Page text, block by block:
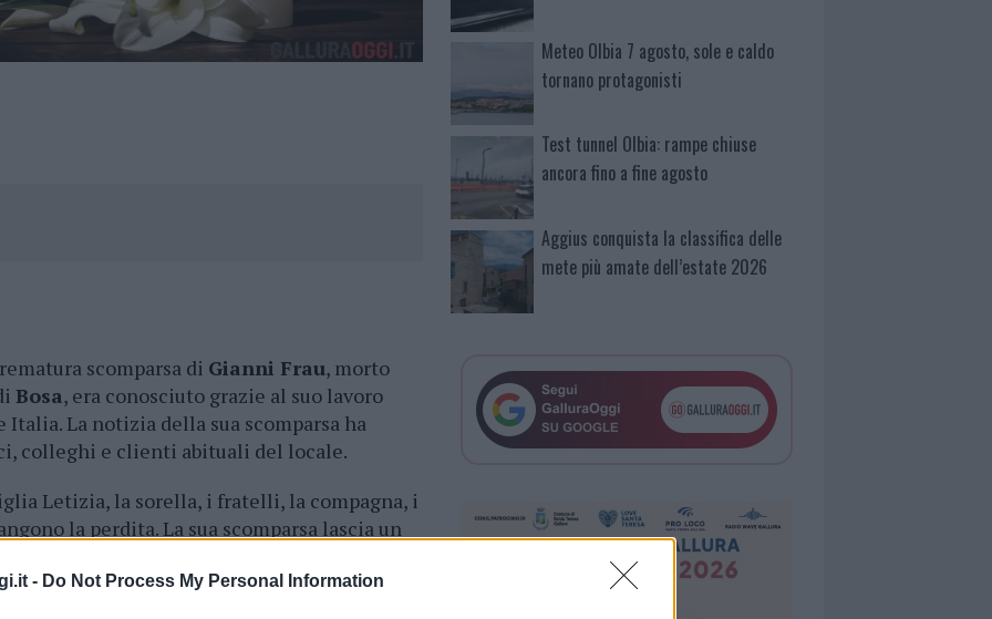
- Do Not Process My Personal Information
scomparsa di Gianni Frau, morto
Bosa, era conosciuto grazie al suo lavoro
La notizia della sua scomparsa ha
colleghi e clienti abituali del locale.
Letizia, la sorella, i fratelli, la compagna, i
la perdita. La sua scomparsa lascia un
ha conosciuto e
caloroso.
Meteo Olbia 7 agosto, sole e caldo
tornano protagonisti
Test tunnel Olbia: rampe chiuse
ancora fino a fine agosto
Aggius conquista la classifica delle
mete più amate dell’estate 2026